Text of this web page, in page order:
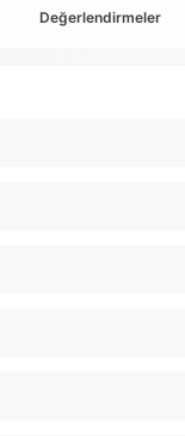
Değerlendirmeler